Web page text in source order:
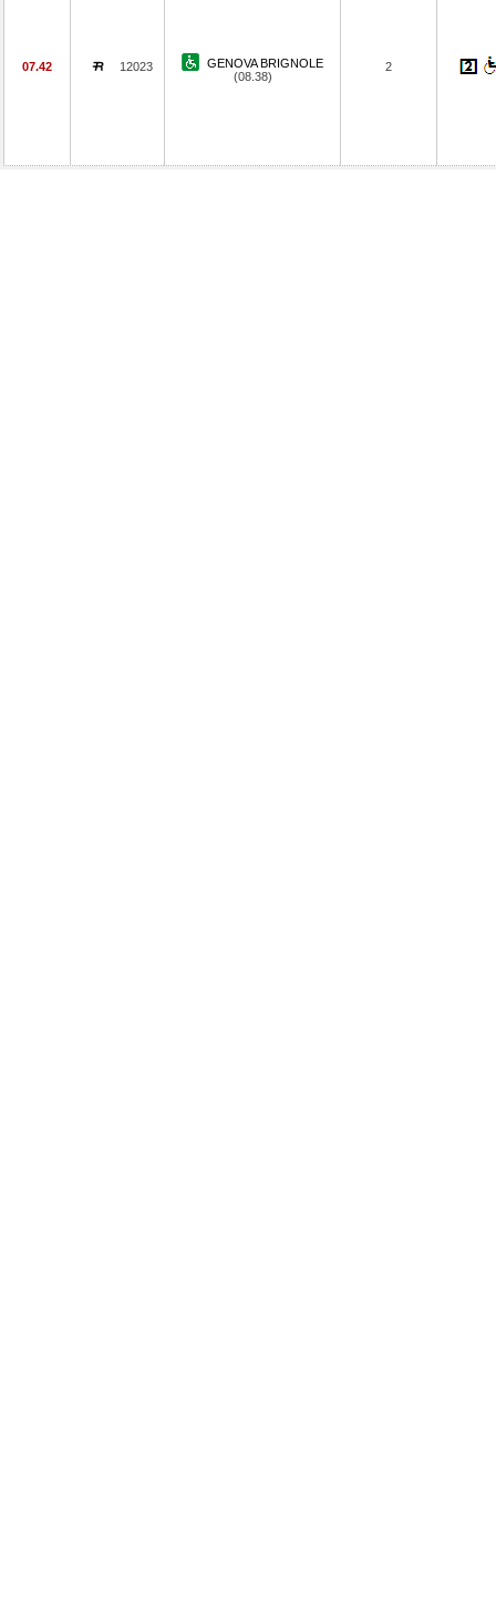
07.42 12023
GENOVA BRIGNOLE
(08.38)
2